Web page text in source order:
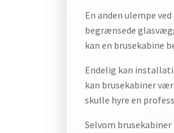
En anden ulempe
begrænsede
kan en brusekabine
Endelig kan
kan brusekabiner
skulle hyre en
Selvom